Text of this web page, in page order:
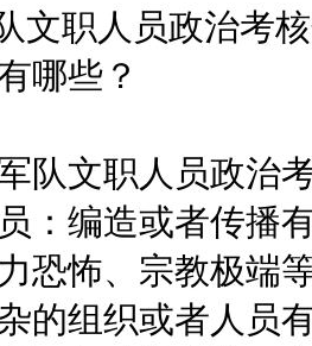
职人员政治考核
哪些？
文职人员政治考
：编造或者传播
恐怖、宗教极端
的组织或者人员